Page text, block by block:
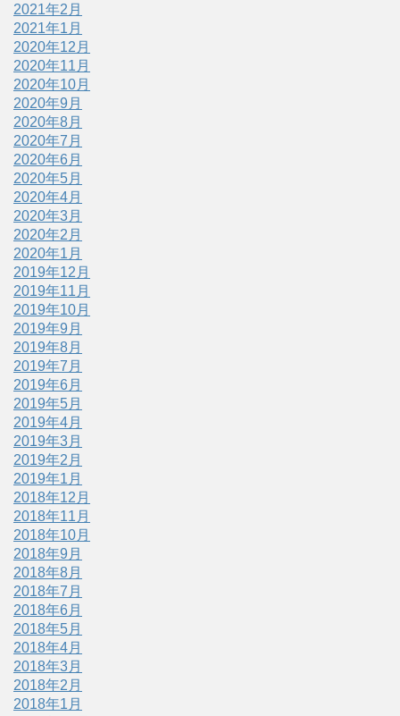
2021年2月
2021年1月
2020年12月
2020年11月
2020年10月
2020年9月
2020年8月
2020年7月
2020年6月
2020年5月
2020年4月
2020年3月
2020年2月
2020年1月
2019年12月
2019年11月
2019年10月
2019年9月
2019年8月
2019年7月
2019年6月
2019年5月
2019年4月
2019年3月
2019年2月
2019年1月
2018年12月
2018年11月
2018年10月
2018年9月
2018年8月
2018年7月
2018年6月
2018年5月
2018年4月
2018年3月
2018年2月
2018年1月